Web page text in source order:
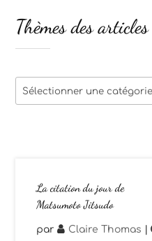
La citation du jour de
Matsumoto Jitsudo
par Claire Thomas |
Thèmes des articles
Thèmes
des